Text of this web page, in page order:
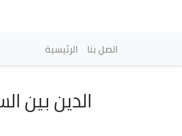
Navigation
الرئيسية اتصل بنا
الدين بين